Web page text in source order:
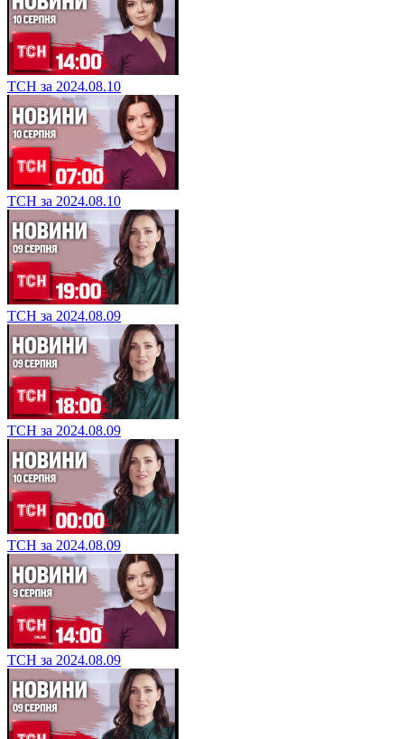
ТСН за 2024.08.10
ТСН за 2024.08.10
ТСН за 2024.08.09
ТСН за 2024.08.09
ТСН за 2024.08.09
ТСН за 2024.08.09